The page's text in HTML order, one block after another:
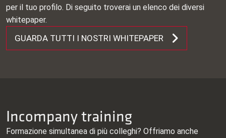
per il tuo profilo. Di seguito troverai un elenco dei diversi
whitepaper.
GUARDA TUTTI I NOSTRI WHITEPAPER
Incompany training
Formazione simultanea di più colleghi? Offriamo anche